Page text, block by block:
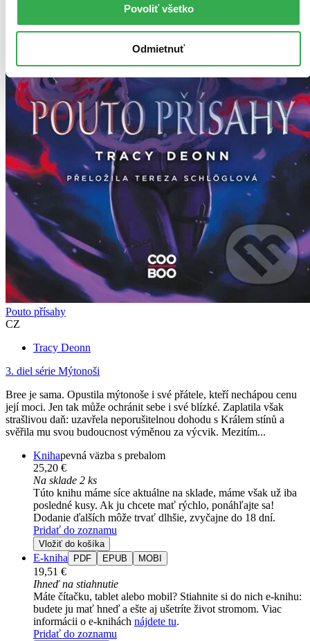
Povoliť všetko
Odmietnuť
Pouto přísahy
CZ
Tracy Deonn
3. diel série Mýtonoši
Bree je sama. Opustila mýtonoše i své přátele, kteří nechápou cenu
její moci. Jen tak může ochránit sebe i své blízké. Zaplatila však
strašlivou daň: uzavřela neporušitelnou dohodu s Králem stínů a
svěřila mu svou budoucnost výměnou za výcvik. Mezitím...
Knihapevná väzba s prebalom
25,20 €
Na sklade 2 ks
Túto knihu máme síce aktuálne na sklade, máme však už iba
posledné kusy. Ak ju chcete mať rýchlo, ponáhľajte sa!
Dodanie ďalších môže trvať dlhšie, zvyčajne do 18 dní.
Pridať do zoznamu
Vložiť do košíka
E-kniha PDF EPUB MOBI
19,51 €
Ihneď na stiahnutie
Máte čítačku, tablet alebo mobil? Stiahnite si do nich e-knihu:
budete ju mať hneď a ešte aj ušetríte život stromom. Viac
informácii o e-knihách nájdete tu.
Pridať do zoznamu